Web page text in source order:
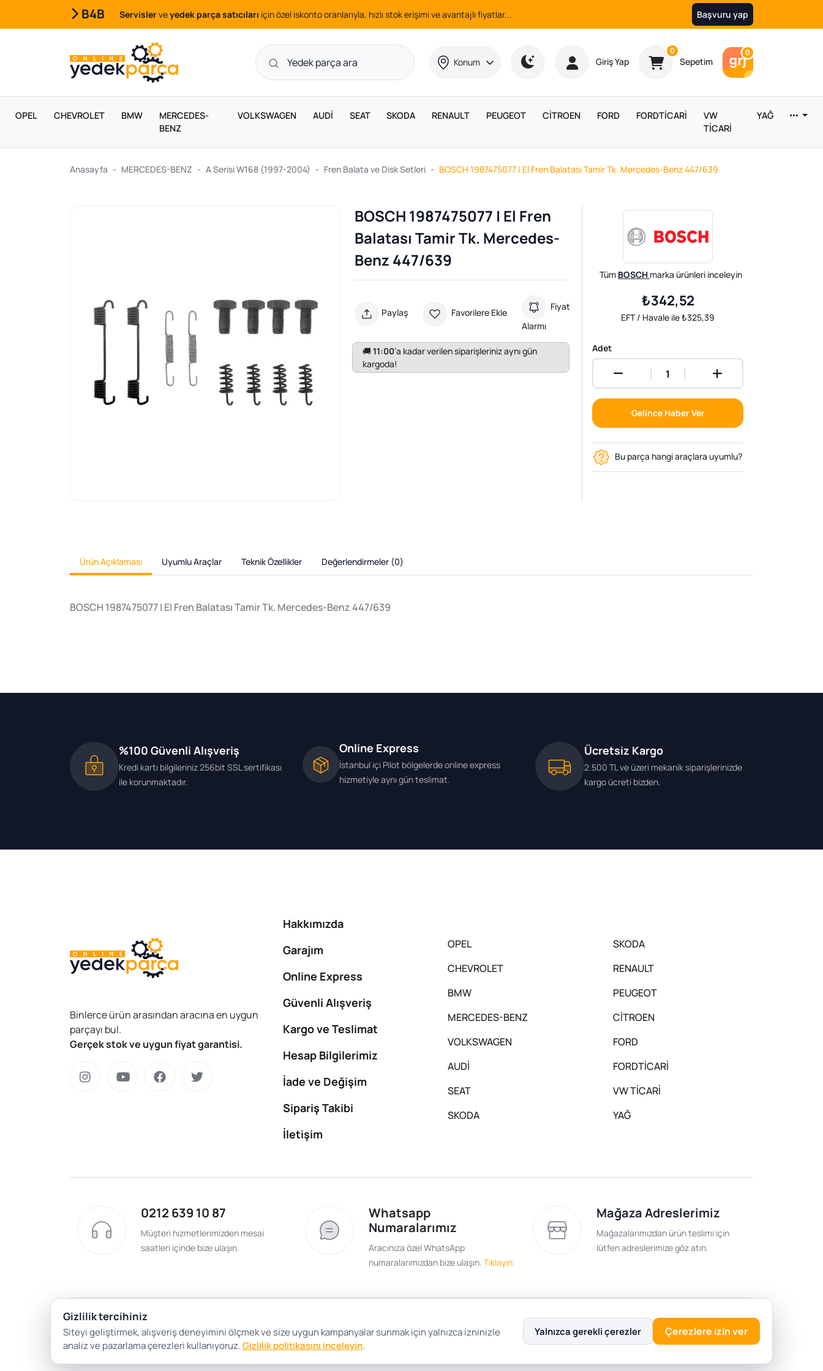
B4B Servislerveyedek parça satıcıları için özel iskonto oranlarıyla, hızlı stok erişimi ve avantajlı fiyatlar... Başvuru yap
Konum Giriş Yap
0Ürün sayısı
Sepetim
0Araç sayısı
OPEL CHEVROLET BMW
MERCEDES-
BENZ
VOLKSWAGEN AUDİ SEAT SKODA RENAULT PEUGEOT CİTROEN FORD FORDTİCARİ
VW
TİCARİ
YAĞ
Anasayfa MERCEDES-BENZ A Serisi W168 (1997-2004) Fren Balata ve Disk Setleri BOSCH 1987475077 | El Fren Balatası Tamir Tk. Mercedes-Benz 447/639
BOSCH 1987475077 | El Fren
Balatası Tamir Tk. Mercedes-
Benz 447/639
Paylaş Favorilere Ekle
Fiyat
Alarmı
🚚11:00’a kadar verilen siparişleriniz aynı gün
kargoda!
Tüm BOSCH marka ürünleri inceleyin
₺342,52
EFT / Havale ile ₺325,39
Adet
Gelince Haber Ver
Bu parça hangi araçlara uyumlu?
Ürün Açıklaması Uyumlu Araçlar Teknik Özellikler Değerlendirmeler (0)
BOSCH 1987475077 | El Fren Balatası Tamir Tk. Mercedes-Benz 447/639
%100 Güvenli Alışveriş
Kredi kartı bilgileriniz 256bit SSL sertifikası
ile korunmaktadır.
Online Express
İstanbul içi Pilot bölgelerde online express
hizmetiyle aynı gün teslimat.
Ücretsiz Kargo
2.500 TL ve üzeri mekanik siparişlerinizde
kargo ücreti bizden.
Binlerce ürün arasından aracına en uygun
parçayı bul.
Gerçek stok ve uygun fiyat garantisi.
Hakkımızda
Garajım
Online Express
Güvenli Alışveriş
Kargo ve Teslimat
Hesap Bilgilerimiz
İade ve Değişim
Sipariş Takibi
İletişim
OPEL
CHEVROLET
BMW
MERCEDES-BENZ
VOLKSWAGEN
AUDİ
SEAT
SKODA
SKODA
RENAULT
PEUGEOT
CİTROEN
FORD
FORDTİCARİ
VW TİCARİ
YAĞ
0212 639 10 87
Müşteri hizmetlerimizden mesai
saatleri içinde bize ulaşın.
Whatsapp
Numaralarımız
Aracınıza özel WhatsApp
numaralarımızdan bize ulaşın. Tıklayın
Mağaza Adreslerimiz
Mağazalarımızdan ürün teslimi için
lütfen adreslerimize göz atın.
Satış Sözleşmesi Gizlilik ve Güvenlik
Gizlilik Politikası
Gizlilik tercihiniz
Siteyi geliştirmek, alışveriş deneyimini ölçmek ve size uygun kampanyalar sunmak için yalnızca izninizle
analiz ve pazarlama çerezleri kullanıyoruz.Gizlilik politikasını inceleyin.
Yalnızca gerekli çerezler Çerezlere izin ver